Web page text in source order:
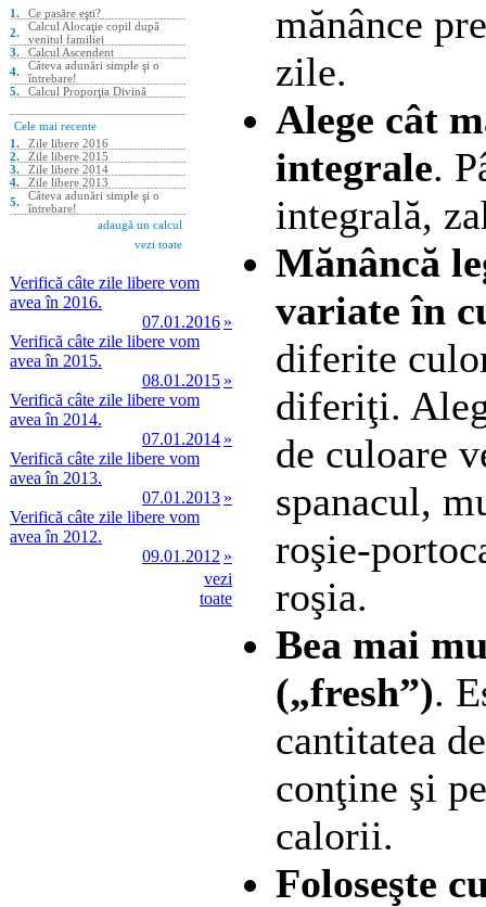
Verifică câte zile libere vom
avea în 2016.
07.01.2016 »
Verifică câte zile libere vom
avea în 2015.
08.01.2015 »
Verifică câte zile libere vom
avea în 2014.
07.01.2014 »
Verifică câte zile libere vom
avea în 2013.
07.01.2013 »
Verifică câte zile libere vom
avea în 2012.
09.01.2012 »
vezi
toate
mănânce
zile.
Alege cât
integrale.
integrală,
Mănâncă
variate în
diferite
diferiţi.
de culoare
spanacul,
roşie-
roşia.
Bea mai
(„fresh”).
cantitatea
conţine şi
calorii.
Foloseşte